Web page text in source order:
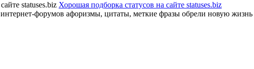
Хорошая подборка статусов на сайте statuses.biz
форумов афоризмы, цитаты, меткие фразы обрели новую жизнь